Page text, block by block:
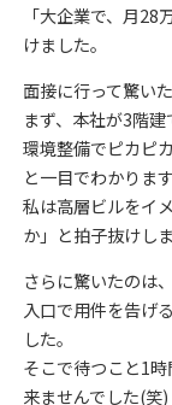
「大企業で、月
けました。
面接に行って驚い
まず、本社が3階建
環境整備でピカピ
と一目でわかります
私は高層ビルをイ
か」と拍子抜けしま
さらに驚いたのは
入口で用件を告げ
した。
そこで待つこと1
来ませんでした(笑)